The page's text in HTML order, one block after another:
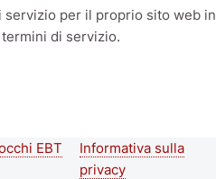
per il proprio sito web
di servizio.
EBT
Footer menu
Informativa sulla
privacy